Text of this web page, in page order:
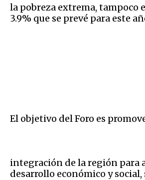
la pobreza extrema, tampoco
3.9% que se prevé para este
El objetivo del Foro es
integración de la región para
desarrollo económico y social,